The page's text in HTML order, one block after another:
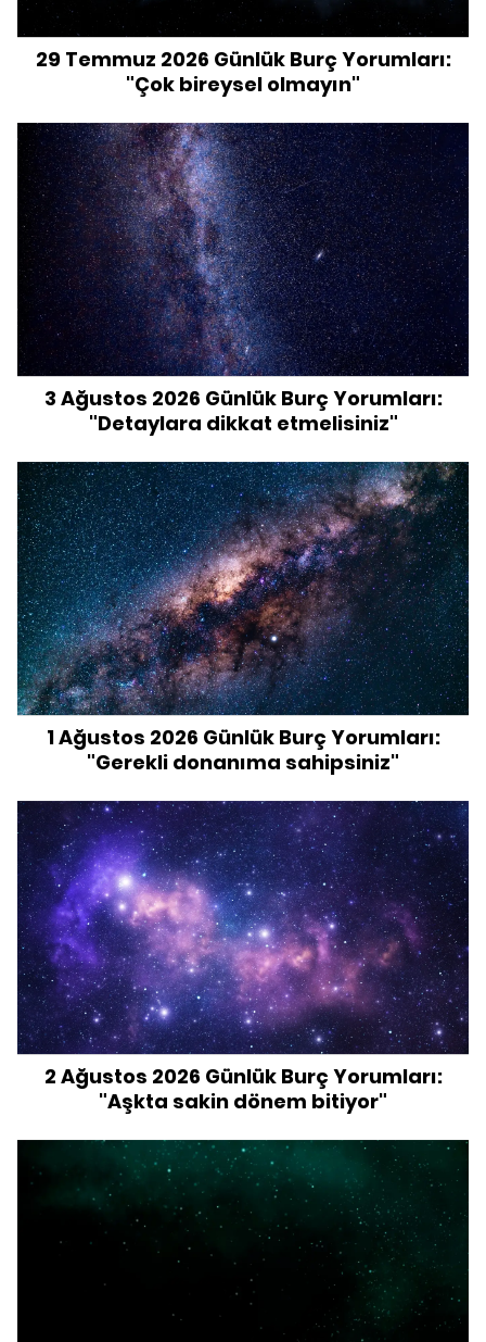
29 Temmuz 2026 Günlük Burç Yorumları:
"Çok bireysel olmayın"
3 Ağustos 2026 Günlük Burç Yorumları:
"Detaylara dikkat etmelisiniz"
1 Ağustos 2026 Günlük Burç Yorumları:
"Gerekli donanıma sahipsiniz"
2 Ağustos 2026 Günlük Burç Yorumları:
"Aşkta sakin dönem bitiyor"